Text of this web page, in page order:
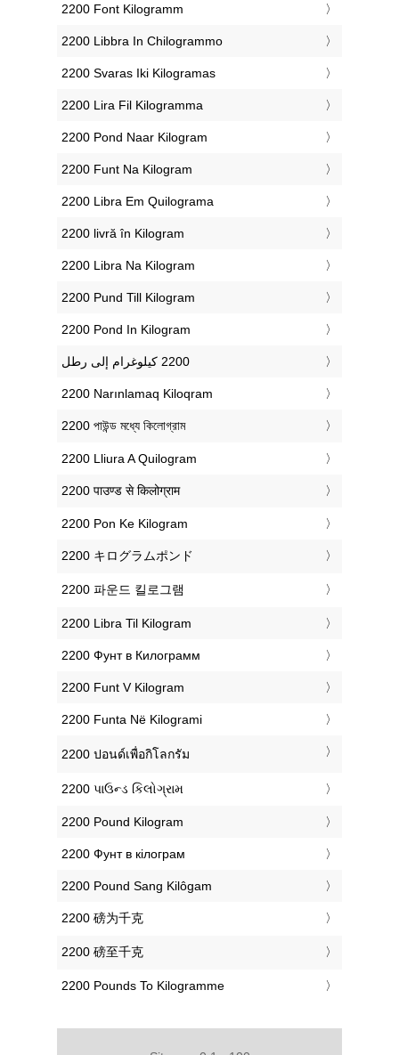
‎2200 Font Kilogramm
‎2200 Libbra In Chilogrammo
‎2200 Svaras Iki Kilogramas
‎2200 Lira Fil Kilogramma
‎2200 Pond Naar Kilogram
‎2200 Funt Na Kilogram
‎2200 Libra Em Quilograma
‎2200 livră în Kilogram
‎2200 Libra Na Kilogram
‎2200 Pund Till Kilogram
‎2200 Pond In Kilogram
‎2200 Narınlamaq Kiloqram
‎2200 পাউন্ড মধ্যে কিলোগ্রাম
‎2200 Lliura A Quilogram
‎2200 पाउण्ड से किलोग्राम
‎2200 Pon Ke Kilogram
‎2200 キログラムポンド
‎2200 파운드 킬로그램
‎2200 Libra Til Kilogram
‎2200 Фунт в Килограмм
‎2200 Funt V Kilogram
‎2200 Funta Në Kilogrami
‎2200 ปอนด์เพื่อกิโลกรัม
‎2200 પાઉન્ડ કિલોગ્રામ
‎2200 Pound Kilogram
‎2200 Фунт в кілограм
‎2200 Pound Sang Kilôgam
‎2200 磅为千克
‎2200 磅至千克
‎2200 Pounds To Kilogramme